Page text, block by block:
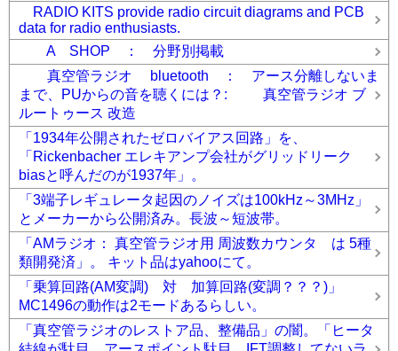
RADIO KITS provide radio circuit diagrams and PCB
data for radio enthusiasts.
A SHOP ： 分野別掲載
真空管ラジオ bluetooth ： アース分離しないま
まで、PUからの音を聴くには？: 真空管ラジオ ブ
ルートゥース 改造
「1934年公開されたゼロバイアス回路」を、
「Rickenbacher エレキアンプ会社がグリッドリーク
biasと呼んだのが1937年」。
「3端子レギュレータ起因のノイズは100kHz～3MHz」
とメーカーから公開済み。長波～短波帯。
「AMラジオ： 真空管ラジオ用 周波数カウンタ は 5種
類開発済」。 キット品はyahooにて。
「乗算回路(AM変調) 対 加算回路(変調？？？)」
MC1496の動作は2モードあるらしい。
「真空管ラジオのレストア品、整備品」の闇。「ヒータ